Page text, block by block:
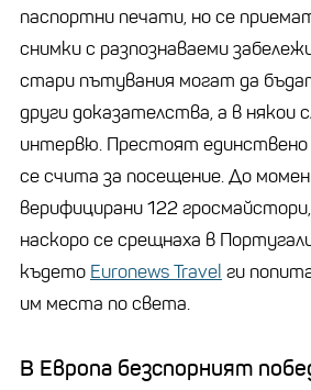
паспортни печати, но се
снимки с разпознаваеми
стари пътувания могат да
други доказателства, а в някои
интервю. Престоят
се счита за посещение. До
верифицирани 122
наскоро се срещнаха в
където Euronews Travel ги
им места по света.
В Европа безспорният